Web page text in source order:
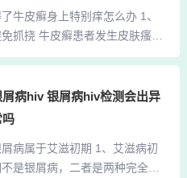
软膏、他卡西醇软膏，这类药
抑制皮肤细胞过度增殖，减轻
并去除鳞屑。若伴随剧...
太快。我花了好多钱开始治
确实服药了，但效果并不好。
效果，但复发太快。鉴于这种
法不需要内服药，且能暂时控制
大面积复发的备用方案。混合痔
经历记录与分享 病情背景 我患
合痔已经三年多了，期间一...
牛皮癣身上特别痒怎么办 1、
抓挠 牛皮癣患者发生皮肤瘙痒
一定要避免抓挠。使劲搔抓皮
致皮损扩散或感染。发痒时可
拍打，以缓解瘙痒感。使用止
医生，由医生开具适合的外用
药膏。2、保持皮肤湿润：使用
屑病hiv 银屑病hiv检测会出异
吗
病属于艾滋初期 1、艾滋病初
是银屑病，二者是两种完全不